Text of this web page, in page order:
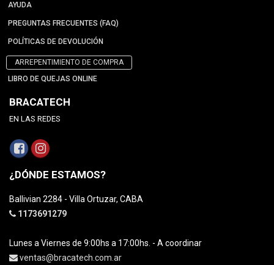
AYUDA
PREGUNTAS FRECUENTES (FAQ)
POLÍTICAS DE DEVOLUCIÓN
ARREPENTIMIENTO DE COMPRA
LIBRO DE QUEJAS ONLINE
BRACATECH
EN LAS REDES
¿DÓNDE ESTAMOS?
Ballivian 2284 - Villa Ortuzar, CABA
1173691279
Lunes a Viernes de 9:00hs a 17:00hs. - A coordinar
ventas@bracatech.com.ar